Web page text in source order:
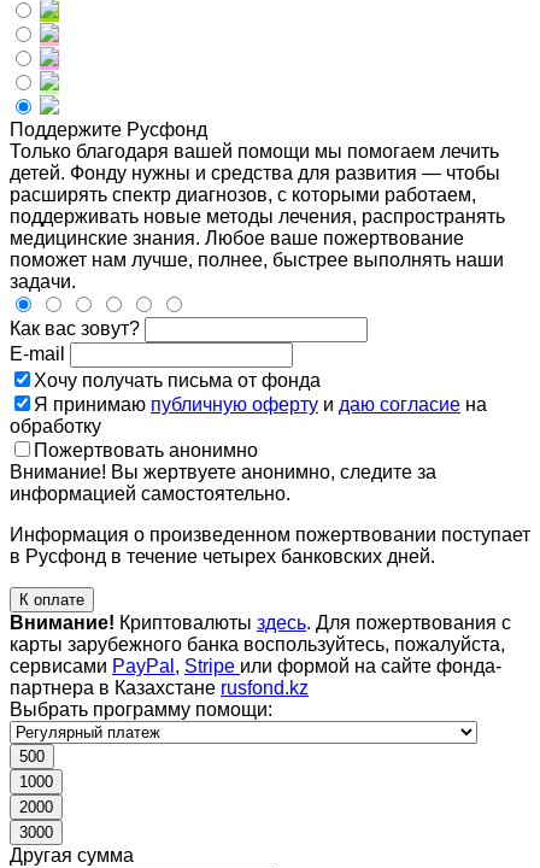
Поддержите Русфонд
Только благодаря вашей помощи мы помогаем лечить
детей. Фонду нужны и средства для развития — чтобы
расширять спектр диагнозов, с которыми работаем,
поддерживать новые методы лечения, распространять
медицинские знания. Любое ваше пожертвование
поможет нам лучше, полнее, быстрее выполнять наши
задачи.
Как вас зовут?
E-mail
Хочу получать письма от фонда
Я принимаю публичную оферту и даю согласие на
обработку
Пожертвовать анонимно
Внимание! Вы жертвуете анонимно, следите за
информацией самостоятельно.
Информация о произведенном пожертвовании поступает
в Русфонд в течение четырех банковских дней.
К оплате
Внимание! Криптовалюты здесь. Для пожертвования с
карты зарубежного банка воспользуйтесь, пожалуйста,
сервисами PayPal , Stripe или формой на сайте фонда-
партнера в Казахстане rusfond.kz
Выбрать программу помощи:
500
1000
2000
3000
Другая сумма